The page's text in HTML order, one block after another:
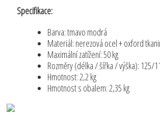
Specifikace:
Barva: tmavo modrá
Materiál: nerezová ocel + oxford
Maximální zatížení: 50 kg
Rozměry (délka / šířka / výška): 125/
Hmotnost: 2,2 kg
Hmotnost s obalem: 2,35 kg